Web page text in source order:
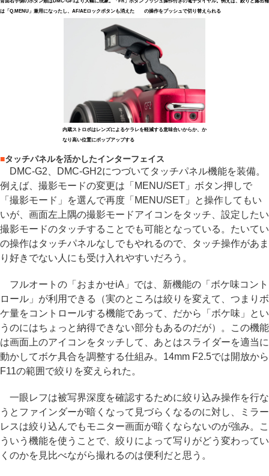
は「Q.MENU」兼用になったし、AF/AEロックボタンも消えた
の操作をプッシュで切り替えられる
内蔵ストロボはレンズによるケラレを軽減する意味合いからか、か
なり高い位置にポップアップする
■タッチパネルを活かしたインターフェイス
DMC-G2、DMC-GH2につづいてタッチパネル機能を装備。
例えば、撮影モードの変更は「MENU/SET」ボタン押しで
「撮影モード」を選んで再度「MENU/SET」と操作してもい
いが、画面左上隅の撮影モードアイコンをタッチ、設定したい
撮影モードのタッチすることでも可能となっている。たいてい
の操作はタッチパネルなしでもやれるので、タッチ操作があま
り好きでない人にも受け入れやすいだろう。
フルオートの「おまかせiA」では、新機能の「ボケ味コント
ロール」が利用できる（実のところは絞りを変えて、つまりボ
ケ量をコントロールする機能であって、だから「ボケ味」とい
うのにはちょっと納得できない部分もあるのだが）。この機能
は画面上のアイコンをタッチして、あとはスライダーを適当に
動かしてボケ具合を調整する仕組み。14mm F2.5では開放から
F11の範囲で絞りを変えられた。
一眼レフは被写界深度を確認するために絞り込み操作を行な
うとファインダーが暗くなって見づらくなるのに対し、ミラー
レスは絞り込んでもモニター画面が暗くならないのが強み。こ
ういう機能を使うことで、絞りによって写りがどう変わってい
くのかを見比べながら撮れるのは便利だと思う。